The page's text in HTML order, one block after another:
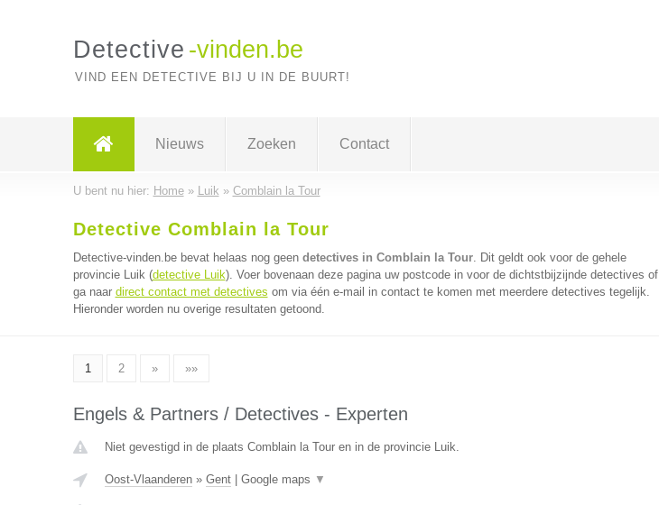
Detective -vinden.be
VIND EEN DETECTIVE BIJ U IN DE BUURT!
Nieuws Zoeken Contact
U bent nu hier: Home» Luik » Comblain la Tour
Detective Comblain la Tour
Detective-vinden.be bevat helaas nog geen detectives in Comblain la Tour. Dit geldt ook voor de gehele
provincie Luik (detective Luik). Voer bovenaan deze pagina uw postcode in voor de dichtstbijzijnde detectives of
ga naar direct contact met detectives om via één e-mail in contact te komen met meerdere detectives tegelijk.
Hieronder worden nu overige resultaten getoond.
1 2 » »»
Engels & Partners / Detectives - Experten
Niet gevestigd in de plaats Comblain la Tour en in de provincie Luik.
Oost-Vlaanderen» Gent| Google maps ▼